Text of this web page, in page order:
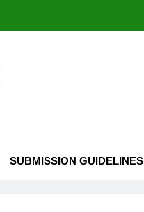
SUBMISSION GUIDELINES